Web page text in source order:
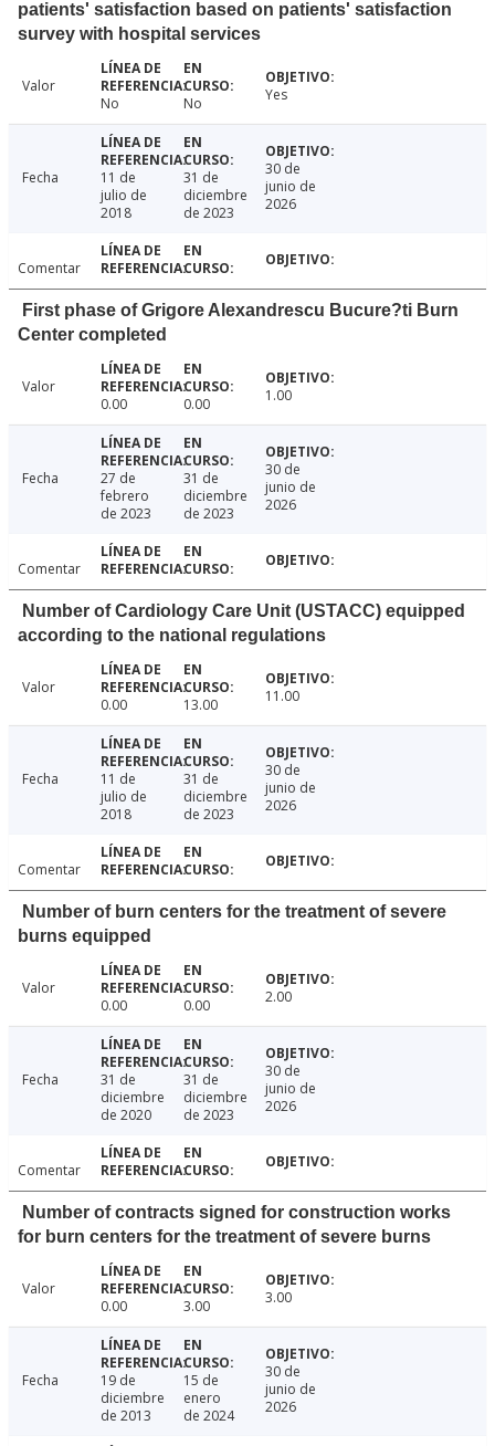
patients' satisfaction based on patients' satisfaction
survey with hospital services
Valor
No
No Yes
Fecha
11 de
julio de
2018
31 de
diciembre
de 2023
30 de
junio de
2026
Comentar
First phase of Grigore Alexandrescu Bucure?ti Burn
Center completed
Valor
0.00
0.00 1.00
Fecha
27 de
febrero
de 2023
31 de
diciembre
de 2023
30 de
junio de
2026
Comentar
Number of Cardiology Care Unit (USTACC) equipped
according to the national regulations
Valor
0.00
13.00 11.00
Fecha
11 de
julio de
2018
31 de
diciembre
de 2023
30 de
junio de
2026
Comentar
Number of burn centers for the treatment of severe
burns equipped
Valor
0.00
0.00 2.00
Fecha
31 de
diciembre
de 2020
31 de
diciembre
de 2023
30 de
junio de
2026
Comentar
Number of contracts signed for construction works
for burn centers for the treatment of severe burns
Valor
0.00
3.00 3.00
Fecha
19 de
diciembre
de 2013
15 de
enero
de 2024
30 de
junio de
2026